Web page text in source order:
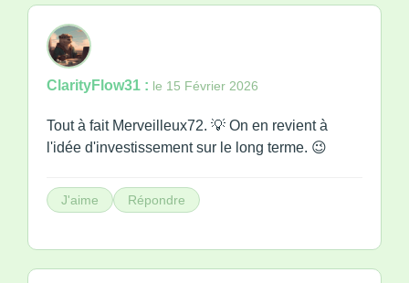
ClarityFlow31 : le 15 Février 2026
Tout à fait Merveilleux72. 💡 On en revient à
l'idée d'investissement sur le long terme. 😉
J'aime Répondre